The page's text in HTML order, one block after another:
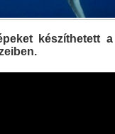
készíthetett